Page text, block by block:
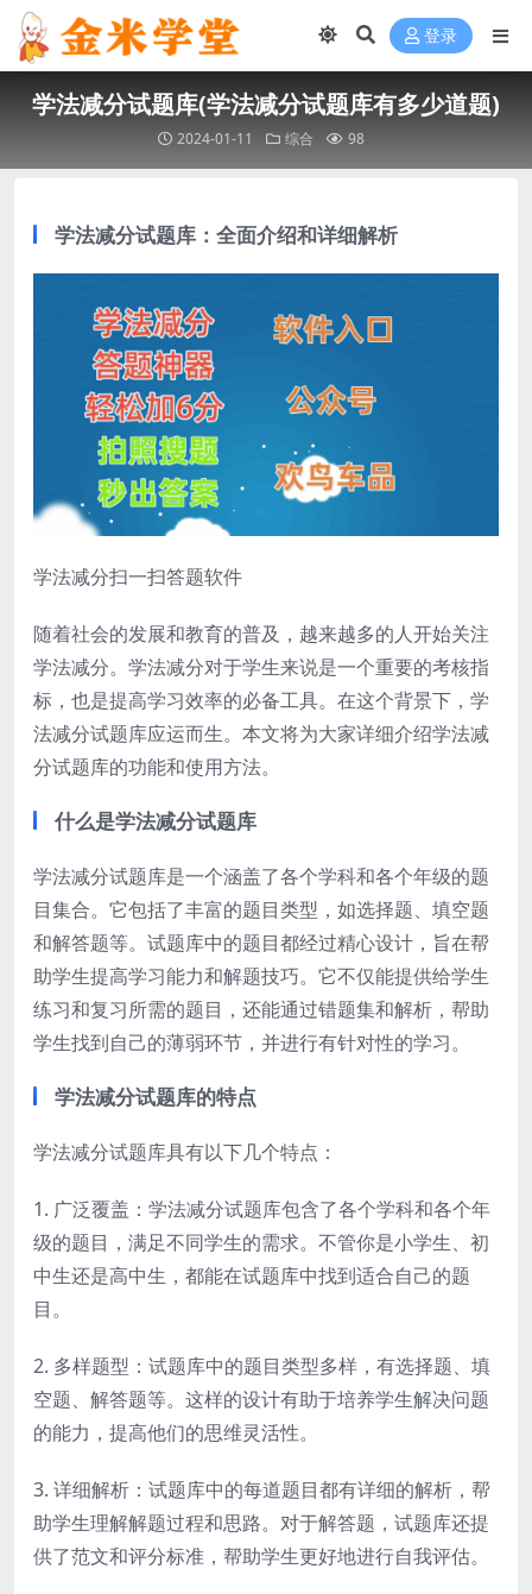
登录
学法减分试题库(学法减分试题库有多少道题)
2024-01-11 综合 98
学法减分试题库：全面介绍和详细解析
学法减分扫一扫答题软件
随着社会的发展和教育的普及，越来越多的人开始关注
学法减分。学法减分对于学生来说是一个重要的考核指
标，也是提高学习效率的必备工具。在这个背景下，学
法减分试题库应运而生。本文将为大家详细介绍学法减
分试题库的功能和使用方法。
什么是学法减分试题库
学法减分试题库是一个涵盖了各个学科和各个年级的题
目集合。它包括了丰富的题目类型，如选择题、填空题
和解答题等。试题库中的题目都经过精心设计，旨在帮
助学生提高学习能力和解题技巧。它不仅能提供给学生
练习和复习所需的题目，还能通过错题集和解析，帮助
学生找到自己的薄弱环节，并进行有针对性的学习。
学法减分试题库的特点
学法减分试题库具有以下几个特点：
1. 广泛覆盖：学法减分试题库包含了各个学科和各个年
级的题目，满足不同学生的需求。不管你是小学生、初
中生还是高中生，都能在试题库中找到适合自己的题
目。
2. 多样题型：试题库中的题目类型多样，有选择题、填
空题、解答题等。这样的设计有助于培养学生解决问题
的能力，提高他们的思维灵活性。
3. 详细解析：试题库中的每道题目都有详细的解析，帮
助学生理解解题过程和思路。对于解答题，试题库还提
供了范文和评分标准，帮助学生更好地进行自我评估。